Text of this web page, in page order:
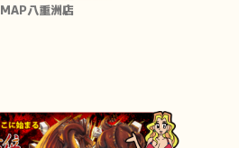
MAP八重洲店